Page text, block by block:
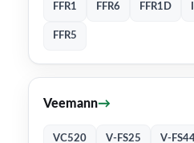
FFR1 FFR6 FFR1D
FFR5
Veemann→
VC520 V-FS25 V-